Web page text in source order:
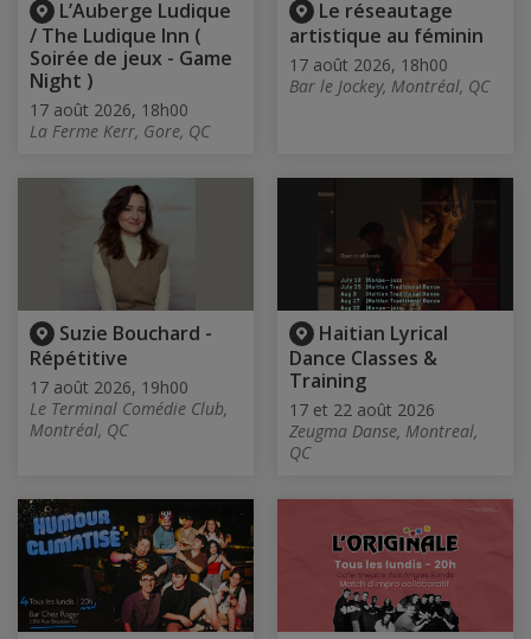
L’Auberge Ludique
/ The Ludique Inn (
Soirée de jeux - Game
Night )
17 août 2026, 18h00
La Ferme Kerr, Gore, QC
Le réseautage
artistique au féminin
17 août 2026, 18h00
Bar le Jockey, Montréal, QC
Suzie Bouchard -
Répétitive
17 août 2026, 19h00
Le Terminal Comédie Club,
Montréal, QC
Haitian Lyrical
Dance Classes &
Training
17 et 22 août 2026
Zeugma Danse, Montreal,
QC